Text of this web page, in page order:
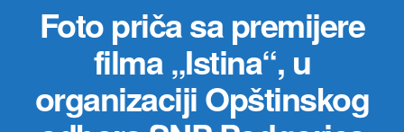
Foto priča sa premijere
filma „Istina“, u
organizaciji Opštinskog